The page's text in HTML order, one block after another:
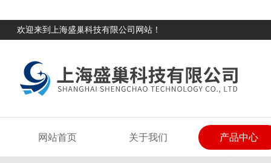
欢迎来到上海盛巢科技有限公司网站！
网站首页 关于我们 产品中心